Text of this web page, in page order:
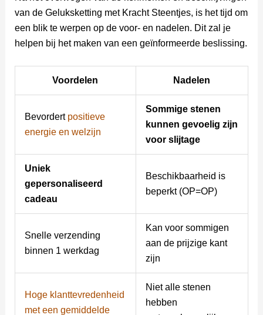
van de Geluksketting met Kracht Steentjes, is het tijd om
een blik te werpen op de voor- en nadelen. Dit zal je
helpen bij het maken van een geïnformeerde beslissing.
Voordelen Nadelen
Bevordert positieve
energie en welzijn
Sommige stenen
kunnen gevoelig zijn
voor slijtage
Uniek
gepersonaliseerd
cadeau
Beschikbaarheid is
beperkt (OP=OP)
Snelle verzending
binnen 1 werkdag
Kan voor sommigen
aan de prijzige kant
zijn
Hoge klanttevredenheid
met een gemiddelde
Niet alle stenen
hebben